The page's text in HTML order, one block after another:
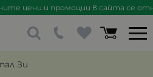
цени и промоции в сайта се
Зи